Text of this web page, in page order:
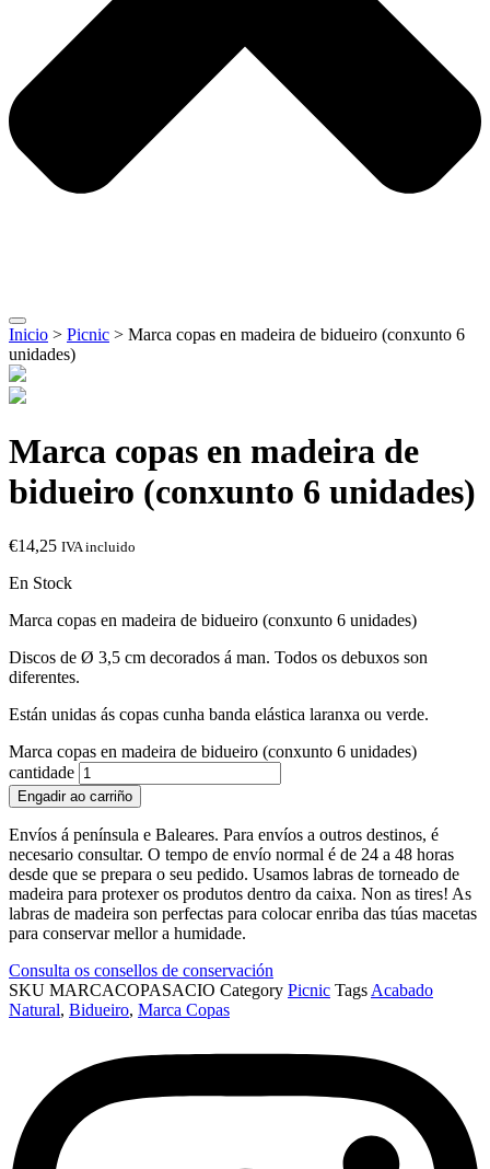
Inicio > Picnic > Marca copas en madeira de bidueiro (conxunto 6
unidades)
Marca copas en madeira de
bidueiro (conxunto 6 unidades)
€14,25 IVA incluido
En Stock
Marca copas en madeira de bidueiro (conxunto 6 unidades)
Discos de Ø 3,5 cm decorados á man. Todos os debuxos son
diferentes.
Están unidas ás copas cunha banda elástica laranxa ou verde.
Marca copas en madeira de bidueiro (conxunto 6 unidades)
cantidade
Engadir ao carriño
Envíos á península e Baleares. Para envíos a outros destinos, é
necesario consultar. O tempo de envío normal é de 24 a 48 horas
desde que se prepara o seu pedido. Usamos labras de torneado de
madeira para protexer os produtos dentro da caixa. Non as tires! As
labras de madeira son perfectas para colocar enriba das túas macetas
para conservar mellor a humidade.
Consulta os consellos de conservación
SKU MARCACOPASACIO Category Picnic Tags Acabado
Natural, Bidueiro, Marca Copas